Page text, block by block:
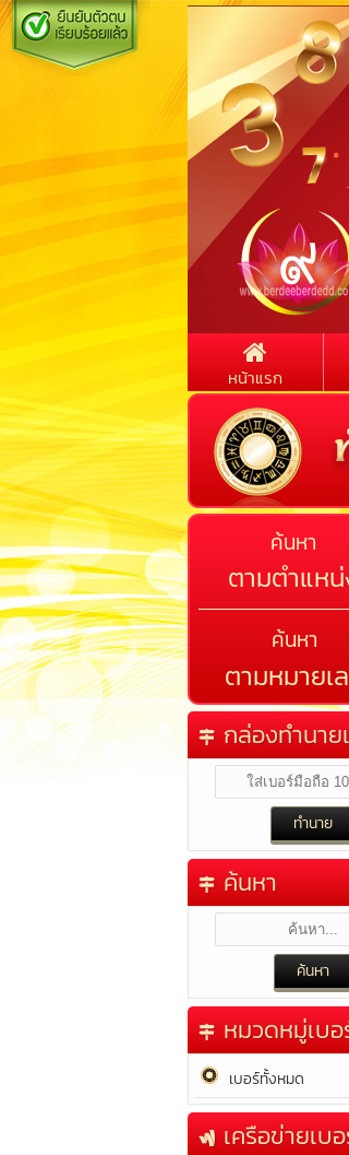
หน้าแรก
ค้นหา
ตามตำแห
ค้นหา
ตามหมายเ
กล่องทำนาย
ค้นหา
หมวดหมู่เบอ
เบอร์ทั้งหมด
เครือข่ายเบ